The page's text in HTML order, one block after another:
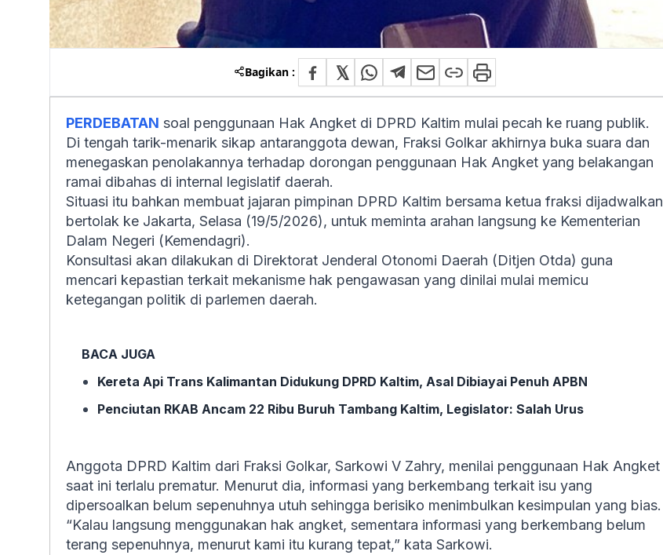
Bagikan :
PERDEBATAN soal penggunaan Hak Angket di DPRD Kaltim mulai pecah ke ruang publik.
Di tengah tarik-menarik sikap antaranggota dewan, Fraksi Golkar akhirnya buka suara dan
menegaskan penolakannya terhadap dorongan penggunaan Hak Angket yang belakangan
ramai dibahas di internal legislatif daerah.
Situasi itu bahkan membuat jajaran pimpinan DPRD Kaltim bersama ketua fraksi dijadwalkan
bertolak ke Jakarta, Selasa (19/5/2026), untuk meminta arahan langsung ke Kementerian
Dalam Negeri (Kemendagri).
Konsultasi akan dilakukan di Direktorat Jenderal Otonomi Daerah (Ditjen Otda) guna
mencari kepastian terkait mekanisme hak pengawasan yang dinilai mulai memicu
ketegangan politik di parlemen daerah.
BACA JUGA
Kereta Api Trans Kalimantan Didukung DPRD Kaltim, Asal Dibiayai Penuh APBN
Penciutan RKAB Ancam 22 Ribu Buruh Tambang Kaltim, Legislator: Salah Urus
Anggota DPRD Kaltim dari Fraksi Golkar, Sarkowi V Zahry, menilai penggunaan Hak Angket
saat ini terlalu prematur. Menurut dia, informasi yang berkembang terkait isu yang
dipersoalkan belum sepenuhnya utuh sehingga berisiko menimbulkan kesimpulan yang bias.
“Kalau langsung menggunakan hak angket, sementara informasi yang berkembang belum
terang sepenuhnya, menurut kami itu kurang tepat,” kata Sarkowi.